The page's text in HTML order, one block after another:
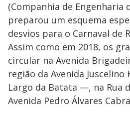
(Companhia de Engenharia
preparou um esquema
desvios para o Carnaval de
Assim como em 2018, os
circular na Avenida
região da Avenida Juscelino
Largo da Batata —, na Rua
Avenida Pedro Álvares